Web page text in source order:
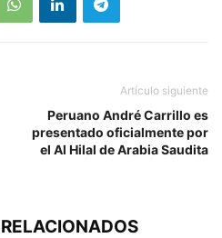
Artículo siguiente
Peruano André Carrillo es
presentado oficialmente por
el Al Hilal de Arabia Saudita